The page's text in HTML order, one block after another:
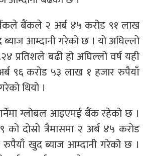
बैंकले २ अर्ब ४५ करोड ९१ लाख
आम्दानी गरेको छ । यो अघिल्लो
प्रतिशले बढी हो अघिल्लो वर्ष यही
९६ करोड ५३ लाख १ हजार रुपैयाँ
थियो ।
ग्लोबल आइएमई बैंक रहेको छ ।
दोस्रो त्रैमासमा २ अर्ब ४५ करोड
खुद ब्याज आम्दानी गरेको छ ।